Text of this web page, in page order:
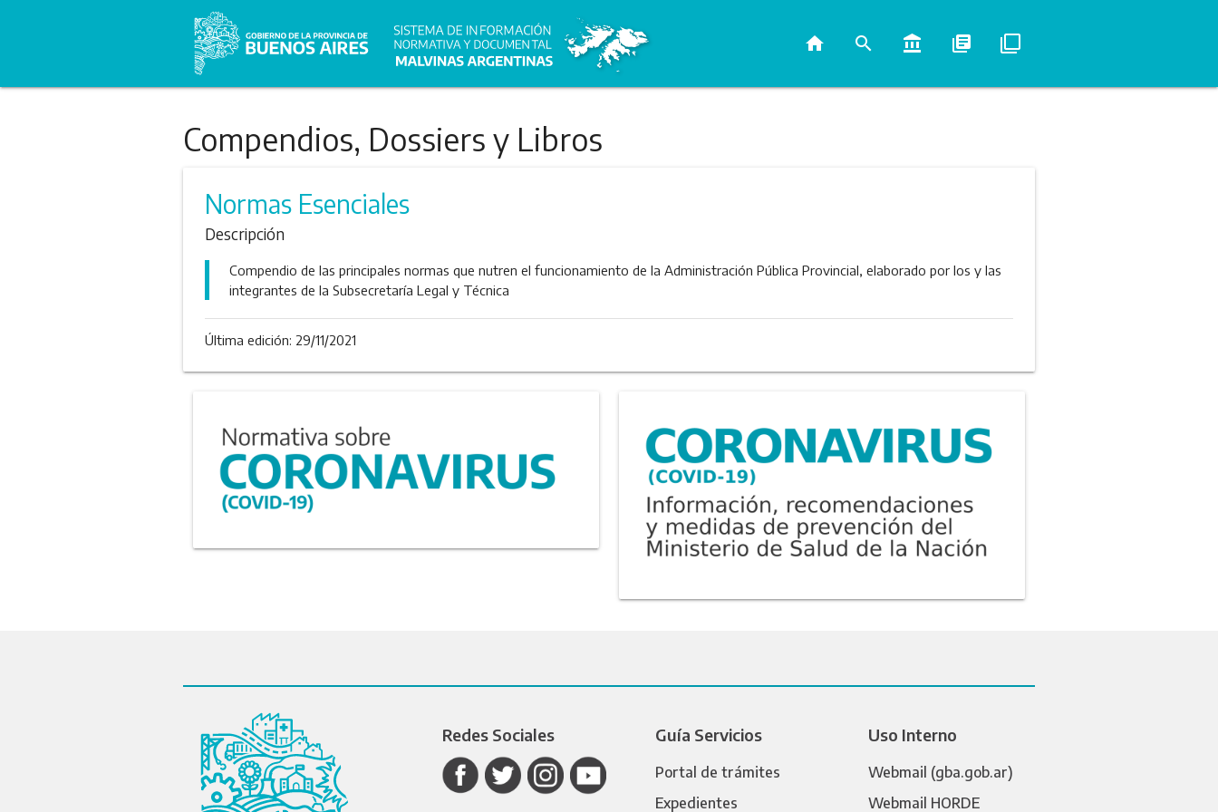
home search account_balance library_books filter_none
Compendios, Dossiers y Libros
Normas Esenciales
Descripción
Compendio de las principales normas que nutren el funcionamiento de la Administración Pública Provincial, elaborado por los y las
integrantes de la Subsecretaría Legal y Técnica
Última edición: 29/11/2021
Redes Sociales Guía Servicios
Portal de trámites
Expedientes
Uso Interno
Webmail (gba.gob.ar)
Webmail HORDE